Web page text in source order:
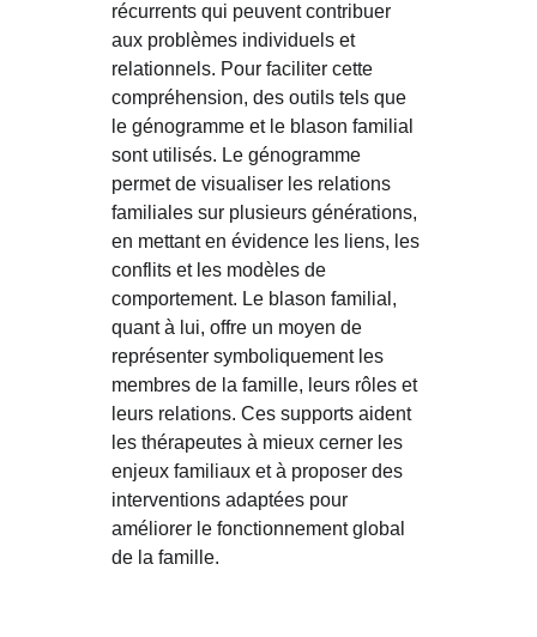
récurrents qui peuvent contribuer
aux problèmes individuels et
relationnels. Pour faciliter cette
compréhension, des outils tels que
le génogramme et le blason familial
sont utilisés. Le génogramme
permet de visualiser les relations
familiales sur plusieurs générations,
en mettant en évidence les liens, les
conflits et les modèles de
comportement. Le blason familial,
quant à lui, offre un moyen de
représenter symboliquement les
membres de la famille, leurs rôles et
leurs relations. Ces supports aident
les thérapeutes à mieux cerner les
enjeux familiaux et à proposer des
interventions adaptées pour
améliorer le fonctionnement global
de la famille.